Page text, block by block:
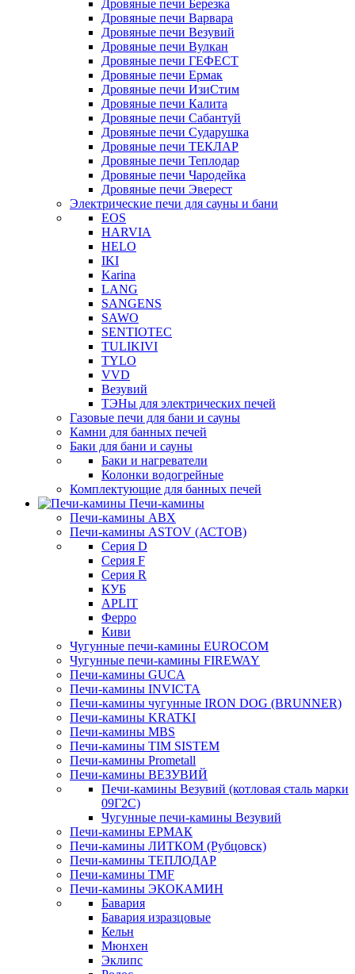
Дровяные печи Березка
Дровяные печи Варвара
Дровяные печи Везувий
Дровяные печи Вулкан
Дровяные печи ГЕФЕСТ
Дровяные печи Ермак
Дровяные печи ИзиСтим
Дровяные печи Калита
Дровяные печи Сабантуй
Дровяные печи Сударушка
Дровяные печи ТЕКЛАР
Дровяные печи Теплодар
Дровяные печи Чародейка
Дровяные печи Эверест
Электрические печи для сауны и бани
EOS
HARVIA
HELO
IKI
Karina
LANG
SANGENS
SAWO
SENTIOTEC
TULIKIVI
TYLO
VVD
Везувий
ТЭНы для электрических печей
Газовые печи для бани и сауны
Камни для банных печей
Баки для бани и сауны
Баки и нагреватели
Колонки водогрейные
Комплектующие для банных печей
Печи-камины
Печи-камины ABX
Печи-камины ASTOV (АСТОВ)
Серия D
Серия F
Серия R
КУБ
APLIT
Ферро
Киви
Чугунные печи-камины EUROCOM
Чугунные печи-камины FIREWAY
Печи-камины GUCA
Печи-камины INVICTA
Печи-камины чугунные IRON DOG (BRUNNER)
Печи-камины KRATKI
Печи-камины MBS
Печи-камины TIM SISTEM
Печи-камины Prometall
Печи-камины ВЕЗУВИЙ
Печи-камины Везувий (котловая сталь марки
09Г2С)
Чугунные печи-камины Везувий
Печи-камины ЕРМАК
Печи-камины ЛИТКОМ (Рубцовск)
Печи-камины ТЕПЛОДАР
Печи-камины TMF
Печи-камины ЭКОКАМИН
Бавария
Бавария изразцовые
Кельн
Мюнхен
Эклипс